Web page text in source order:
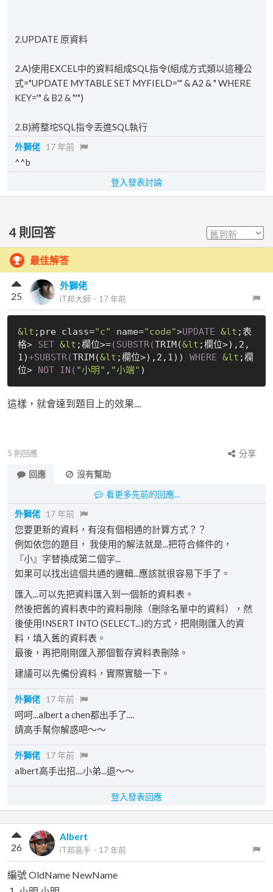
2.UPDATE 原資料
2.A)使用EXCEL中的資料組成SQL指令(組成方式類以這種公
式="UPDATE MYTABLE SET MYFIELD='" & A2 & " WHERE
KEY='" & B2 & "'")
2.B)將整坨SQL指令丟進SQL執行
外獅佬 17 年前
^^b
登入發表討論
4 則回答
最佳解答
外獅佬
iT邦大師 ． 17 年前
25
&lt ;pre class="c" name="code">UPDATE &lt ;表
格> SET &lt ;欄位>=(SUBSTR(TRIM(&lt ;欄位>),2,
1)+SUBSTR(TRIM(&lt ;欄位>),2,1)) WHERE &lt ;欄
位> NOT IN( "小明" , "小端"
這樣，就會達到題目上的效果....
5 則回應
分享
回應
沒有幫助
看更多先前的回應...
外獅佬 17 年前
您要更新的資料，有沒有個相通的計算方式？？
例如依您的題目， 我使用的解法就是...把符合條件的，
『小』字替換成第二個字...
如果可以找出這個共通的邏輯...應該就很容易下手了。
匯入...可以先把資料匯入到一個新的資料表。
然後把舊的資料表中的資料刪除（刪除名單中的資料），然
後使用INSERT INTO (SELECT...)的方式，把剛剛匯入的資
料，填入舊的資料表。
最後，再把剛剛匯入那個暫存資料表刪除。
建議可以先備份資料，實際實驗一下。
外獅佬 17 年前
呵呵...albert a chen都出手了....
請高手幫你解惑吧～～
外獅佬 17 年前
albert高手出招....小弟...退～～
登入發表回應
Albert
iT邦高手 ． 17 年前
26
編號 OldName NewName